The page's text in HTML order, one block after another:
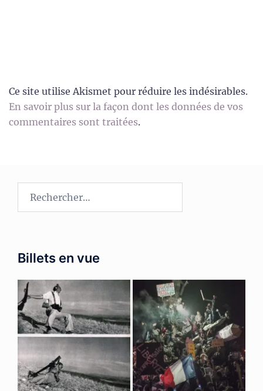
Ce site utilise Akismet pour réduire les indésirables.
En savoir plus sur la façon dont les données de vos
commentaires sont traitées.
Billets en vue